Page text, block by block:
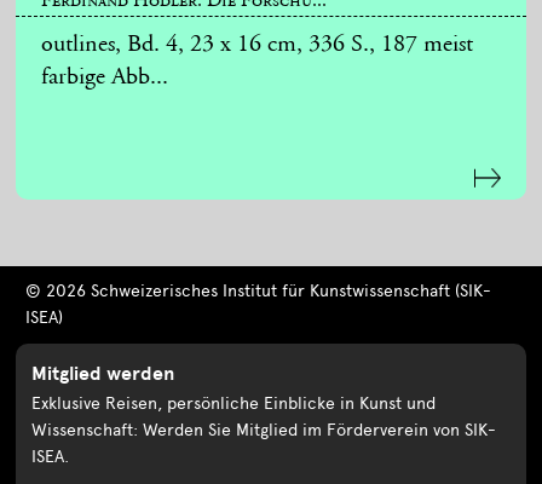
outlines, Bd. 4, 23 x 16 cm, 336 S., 187 meist
farbige Abb...
© 2026 Schweizerisches Institut für Kunstwissenschaft (SIK-
ISEA)
Mitglied werden
Exklusive Reisen, persönliche Einblicke in Kunst und
Wissenschaft: Werden Sie Mitglied im Förderverein von SIK-
ISEA.